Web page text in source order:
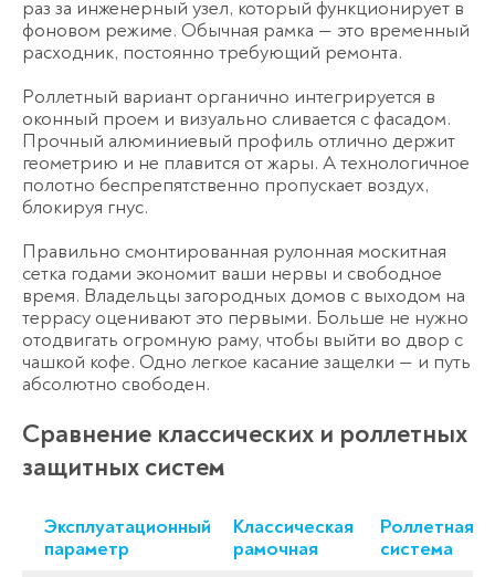
раз за инженерный узел, который функционирует в
фоновом режиме. Обычная рамка — это временный
расходник, постоянно требующий ремонта.
Роллетный вариант органично интегрируется в
оконный проем и визуально сливается с фасадом.
Прочный алюминиевый профиль отлично держит
геометрию и не плавится от жары. А технологичное
полотно беспрепятственно пропускает воздух,
блокируя гнус.
Правильно смонтированная рулонная москитная
сетка годами экономит ваши нервы и свободное
время. Владельцы загородных домов с выходом на
террасу оценивают это первыми. Больше не нужно
отодвигать огромную раму, чтобы выйти во двор с
чашкой кофе. Одно легкое касание защелки — и путь
абсолютно свободен.
Сравнение классических и роллетных
защитных систем
Эксплуатационный
параметр
Классическая
рамочная
Роллетная
система
Спасибо!
Менеджер свяжется с вами в
течение 3-x минут.